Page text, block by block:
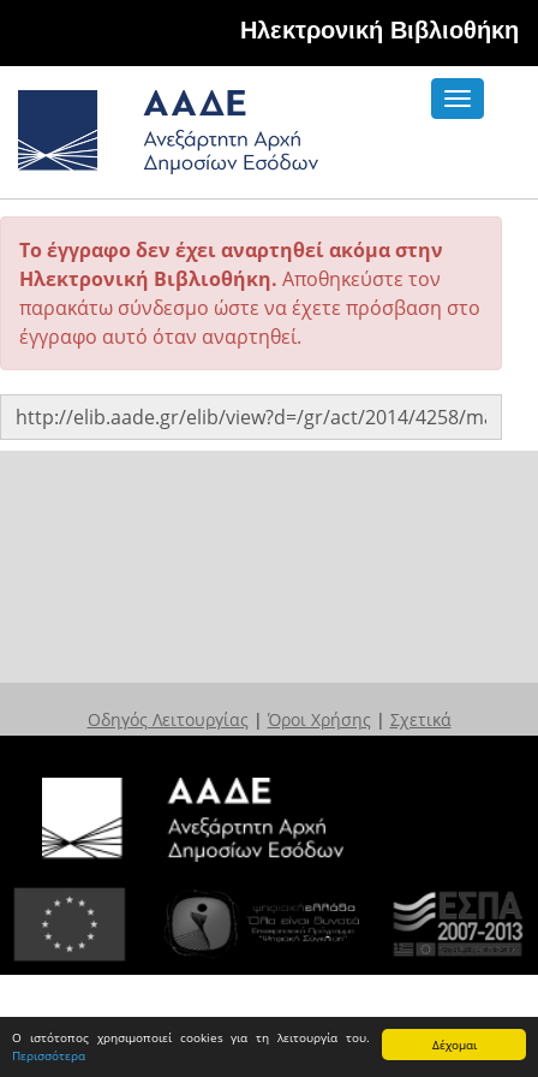
Δέχομαι
Ο ιστότοπος χρησιμοποιεί cookies για τη λειτουργία του.
Περισσότερα
Hλεκτρονική Βιβλιοθήκη
Toggle
Το έγγραφο δεν έχει αναρτηθεί ακόμα στην
Ηλεκτρονική Βιβλιοθήκη. Αποθηκεύστε τον
παρακάτω σύνδεσμο ώστε να έχετε πρόσβαση στο
έγγραφο αυτό όταν αναρτηθεί.
Οδηγός Λειτουργίας | Όροι Χρήσης | Σχετικά